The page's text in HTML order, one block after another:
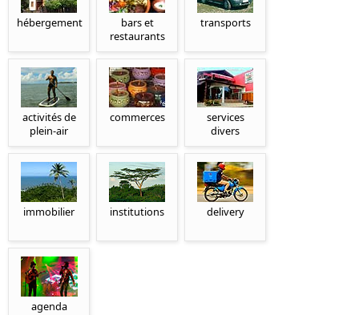
hébergement
bars et
restaurants
transports
activités de
plein-air
commerces
services
divers
immobilier institutions delivery
agenda